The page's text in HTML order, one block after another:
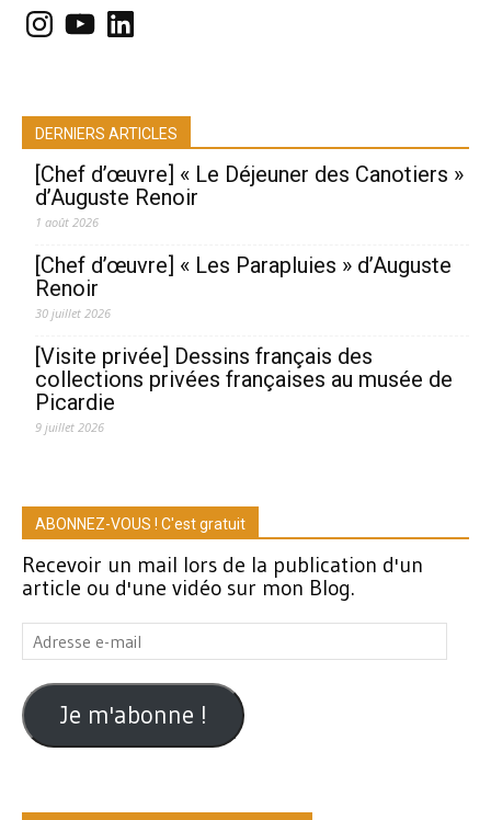
Instagram
YouTubeLinkedIn
DERNIERS ARTICLES
[Chef d’œuvre] « Le Déjeuner des Canotiers »
d’Auguste Renoir
1 août 2026
[Chef d’œuvre] « Les Parapluies » d’Auguste
Renoir
30 juillet 2026
[Visite privée] Dessins français des
collections privées françaises au musée de
Picardie
9 juillet 2026
ABONNEZ-VOUS ! C'est gratuit
Recevoir un mail lors de la publication d'un
article ou d'une vidéo sur mon Blog.
Adresse
e-
mail
Je m'abonne !